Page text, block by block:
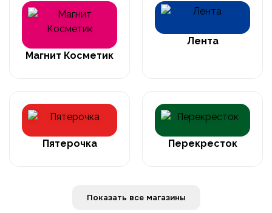
Магнит Косметик
Лента
Пятерочка Перекресток
Показать все магазины